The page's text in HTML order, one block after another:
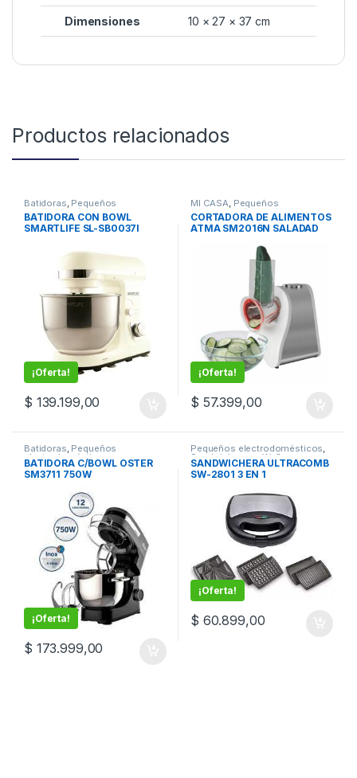
Dimensiones 10 × 27 × 37 cm
Productos relacionados
Batidoras Pequeños
electrodomésticos
BATIDORA CON BOWL
SMARTLIFE SL-SB0037I
¡Oferta!
$ 139.199,00
MI CASA Pequeños
electrodomésticos,Ralladores
electricos
CORTADORA DE ALIMENTOS
ATMA SM2016N SALADAD
¡Oferta!
$ 57.399,00
Batidoras, Pequeños
electrodomésticos
BATIDORA C/BOWL OSTER
SM3711 750W
¡Oferta!
$ 173.999,00
Pequeños electrodomésticos,
Sandwicheras y Wafleras
SANDWICHERA ULTRACOMB
SW-2801 3 EN 1
¡Oferta!
$ 60.899,00